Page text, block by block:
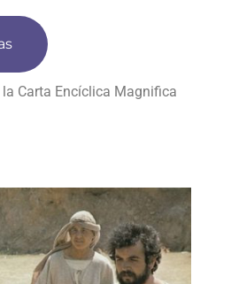
Encíclica Magnifica